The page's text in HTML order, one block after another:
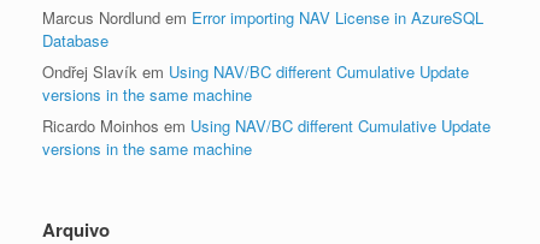
Marcus Nordlund em Error importing NAV License in AzureSQL
Database
Ondřej Slavík em Using NAV/BC different Cumulative Update
versions in the same machine
Ricardo Moinhos em Using NAV/BC different Cumulative Update
versions in the same machine
Arquivo